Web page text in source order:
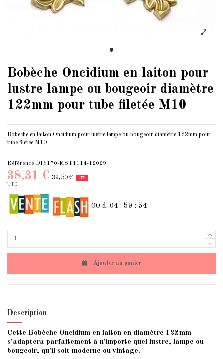
Bobèche Oncidium en laiton pour
lustre lampe ou bougeoir diamètre
122mm pour tube filetée M10
Bobèche en laiton Oncidium pour lustre lampe ou bougeoir diamètre 122mm pour
tube filetée M10
Référence DIY170-MST1114-12029
38,31 € 39,50 €
-3%
TTC
00 d. 04 : 59 : 53
Ajouter au panier
Description
Cette Bobèche Oncidium en laiton en diamètre 122mm
s'adaptera parfaitement à n'importe quel lustre, lampe ou
bougeoir, qu'il soit moderne ou vintage.